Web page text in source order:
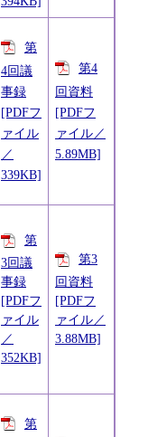
第
4回議
事録
[PDFフ
ァイル
／
339KB]
第4
回資料
[PDFフ
ァイル／
5.89MB]
第
3回議
事録
[PDFフ
ァイル
／
352KB]
第3
回資料
[PDFフ
ァイル／
3.88MB]
第